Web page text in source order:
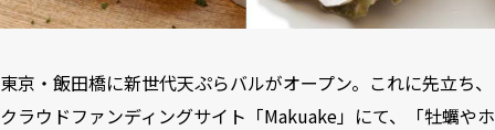
東京・飯田橋に新世代天ぷらバルがオープン。これに先立ち、
クラウドファンディングサイト「Makuake」にて、「牡蠣やホ